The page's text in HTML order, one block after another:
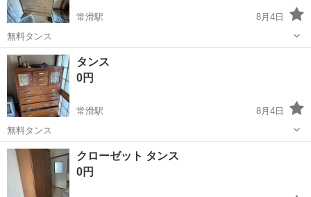
常滑駅
8月4日
無料タンス
愛知 常滑市
タンス
0円
常滑駅
8月4日
無料タンス
愛知 常滑市 常滑駅 収納家具
クローゼット タンス
0円